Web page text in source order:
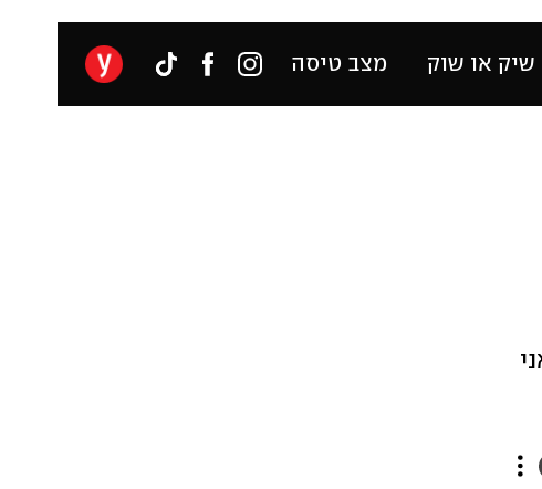
שיק או שוק מצב טיסה